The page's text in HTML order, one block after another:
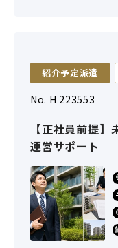
紹介予定派遣
No. H 223553
【正社員前提
運営サポート